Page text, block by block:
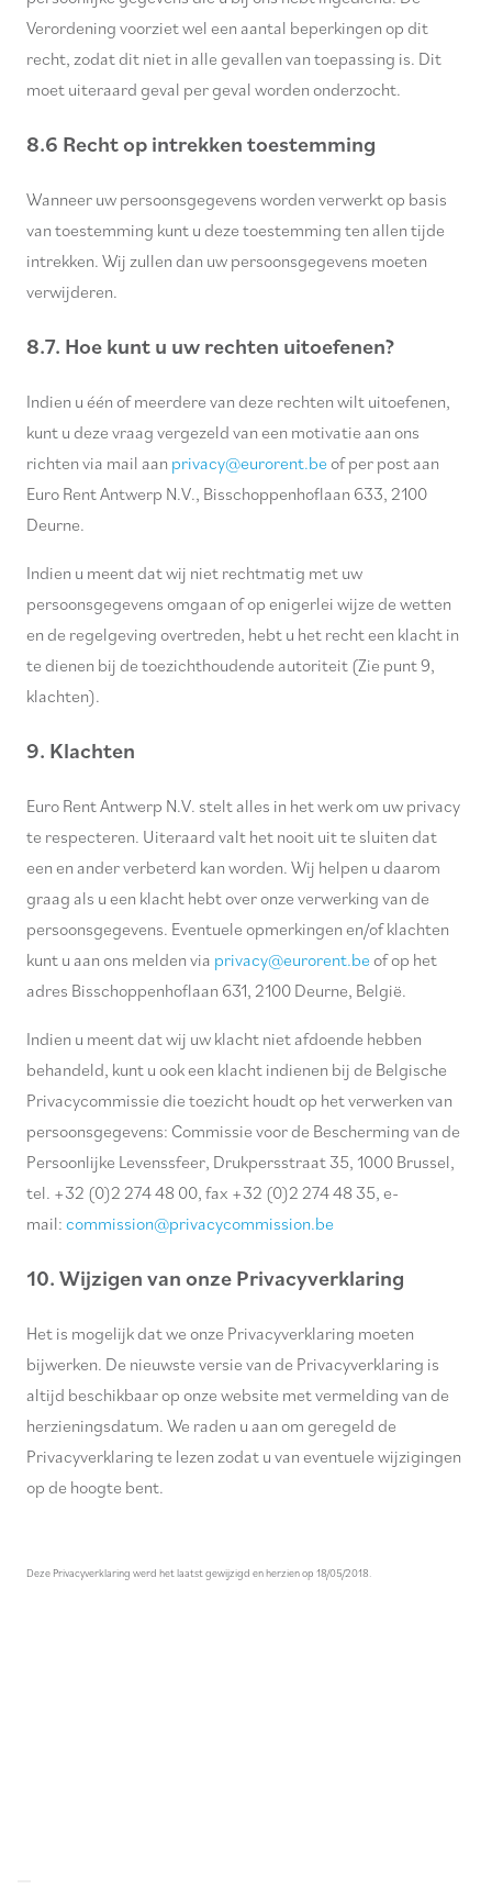
Verordening voorziet wel een aantal beperkingen op dit
recht, zodat dit niet in alle gevallen van toepassing is. Dit
moet uiteraard geval per geval worden onderzocht.
8.6 Recht op intrekken toestemming
Wanneer uw persoonsgegevens worden verwerkt op basis
van toestemming kunt u deze toestemming ten allen tijde
intrekken. Wij zullen dan uw persoonsgegevens moeten
verwijderen.
8.7. Hoe kunt u uw rechten uitoefenen?
Indien u één of meerdere van deze rechten wilt uitoefenen,
kunt u deze vraag vergezeld van een motivatie aan ons
richten via mail aan privacy@eurorent.beof per post aan
Euro Rent Antwerp N.V., Bisschoppenhoflaan 633, 2100
Deurne.
Indien u meent dat wij niet rechtmatig met uw
persoonsgegevens omgaan of op enigerlei wijze de wetten
en de regelgeving overtreden, hebt u het recht een klacht in
te dienen bij de toezichthoudende autoriteit (Zie punt 9,
klachten).
9. Klachten
Euro Rent Antwerp N.V. stelt alles in het werk om uw privacy
te respecteren. Uiteraard valt het nooit uit te sluiten dat
een en ander verbeterd kan worden. Wij helpen u daarom
graag als u een klacht hebt over onze verwerking van de
persoonsgegevens. Eventuele opmerkingen en/of klachten
kunt u aan ons melden via privacy@eurorent.beof op het
adres Bisschoppenhoflaan 631, 2100 Deurne, België.
Indien u meent dat wij uw klacht niet afdoende hebben
behandeld, kunt u ook een klacht indienen bij de Belgische
Privacycommissie die toezicht houdt op het verwerken van
persoonsgegevens: Commissie voor de Bescherming van de
Persoonlijke Levenssfeer, Drukpersstraat 35, 1000 Brussel,
tel. +32 (0)2 274 48 00, fax +32 (0)2 274 48 35, e-
mail: commission@privacycommission.be
10. Wijzigen van onze Privacyverklaring
Het is mogelijk dat we onze Privacyverklaring moeten
bijwerken. De nieuwste versie van de Privacyverklaring is
altijd beschikbaar op onze website met vermelding van de
herzieningsdatum. We raden u aan om geregeld de
Privacyverklaring te lezen zodat u van eventuele wijzigingen
op de hoogte bent.
Deze Privacyverklaring werd het laatst gewijzigd en herzien op 18/05/2018.